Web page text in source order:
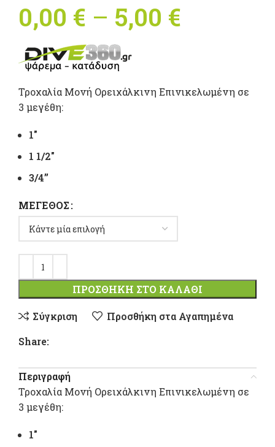
0,00 € – 5,00 €
through
Τροχαλία Μονή Ορειχάλκινη Επινικελωμένη σε
3 μεγέθη:
1″
1 1/2″
3/4”
ΜΈΓΕΘΟΣ
ΠΡΟΣΘΉΚΗ ΣΤΟ ΚΑΛΆΘΙ
Σύγκριση
Προσθήκη στα Αγαπημένα
Share:
Περιγραφή
Τροχαλία Μονή Ορειχάλκινη Επινικελωμένη σε
3 μεγέθη:
1″